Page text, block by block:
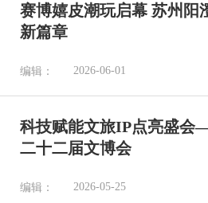
赛博嬉皮潮玩启幕 苏州阳
新篇章
编辑： 2026-06-01
科技赋能文旅IP点亮盛
二十二届文博会
编辑： 2026-05-25